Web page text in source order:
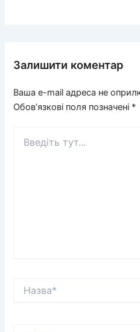
Залишити коментар
Ваша e-mail адреса не
Обов’язкові поля позначені *
тут...